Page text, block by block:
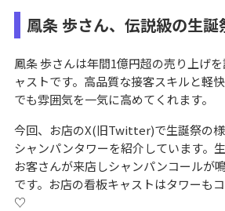
鳳条 歩さん、伝説級の生誕
鳳条 歩さんは年間1億円超の売り上げ
ャストです。高品質な接客スキルと軽
でも雰囲気を一気に高めてくれます。
今回、お店のX(旧Twitter)で生誕祭の
シャンパンタワーを紹介しています。
お客さんが来店しシャンパンコールが
です。お店の看板キャストはタワーも
♡